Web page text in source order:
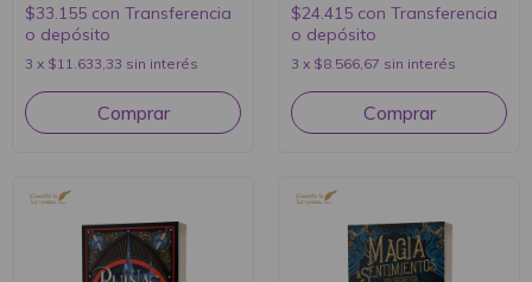
$33.155 con Transferencia
o depósito
3 x $11.633,33 sin interés
$24.415 con Transferencia
o depósito
3 x $8.566,67 sin interés